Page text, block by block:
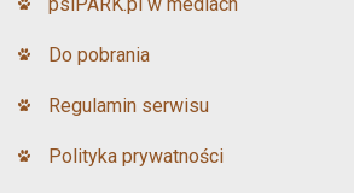
Do pobrania
Regulamin serwisu
Polityka prywatności